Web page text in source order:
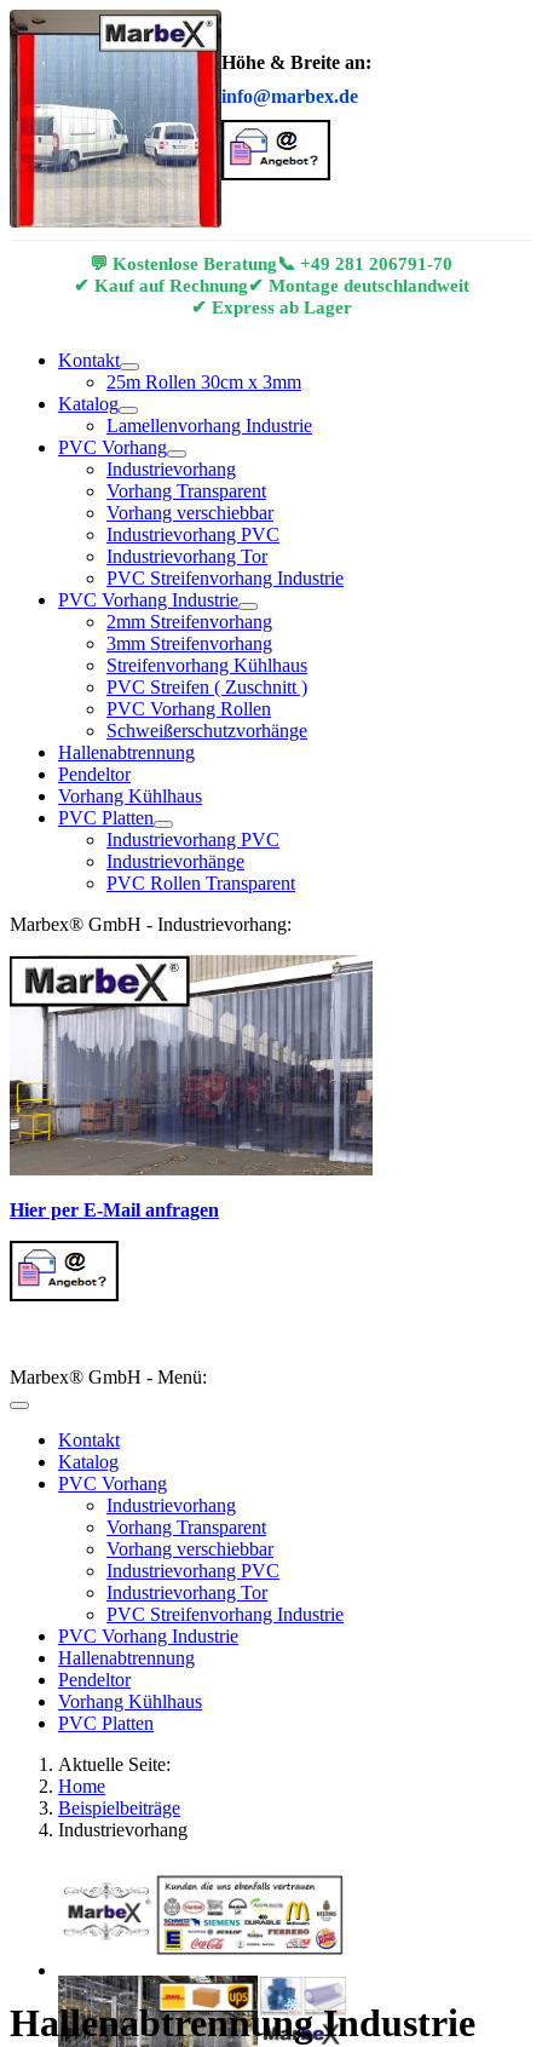
Höhe & Breite an:
info@marbex.de
💬 Kostenlose Beratung📞 +49 281 206791-70
✔ Kauf auf Rechnung✔ Montage deutschlandweit
✔ Express ab Lager
Kontakt
25m Rollen 30cm x 3mm
Katalog
Lamellenvorhang Industrie
PVC Vorhang
Industrievorhang
Vorhang Transparent
Vorhang verschiebbar
Industrievorhang PVC
Industrievorhang Tor
PVC Streifenvorhang Industrie
PVC Vorhang Industrie
2mm Streifenvorhang
3mm Streifenvorhang
Streifenvorhang Kühlhaus
PVC Streifen ( Zuschnitt )
PVC Vorhang Rollen
Schweißerschutzvorhänge
Hallenabtrennung
Pendeltor
Vorhang Kühlhaus
PVC Platten
Industrievorhang PVC
Industrievorhänge
PVC Rollen Transparent
Marbex® GmbH - Industrievorhang:
Hier per E-Mail anfragen
Marbex® GmbH - Menü:
Kontakt
Katalog
PVC Vorhang
Industrievorhang
Vorhang Transparent
Vorhang verschiebbar
Industrievorhang PVC
Industrievorhang Tor
PVC Streifenvorhang Industrie
PVC Vorhang Industrie
Hallenabtrennung
Pendeltor
Vorhang Kühlhaus
PVC Platten
Aktuelle Seite:
Home
Beispielbeiträge
Industrievorhang
Hallenabtrennung Industrie